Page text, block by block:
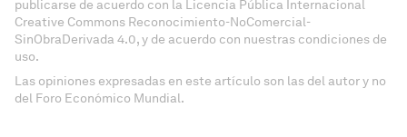
publicarse de acuerdo con la Licencia Pública Internacional
Creative Commons Reconocimiento-NoComercial-
SinObraDerivada 4.0, y de acuerdo con nuestras condiciones de
uso.
Las opiniones expresadas en este artículo son las del autor y no
del Foro Económico Mundial.